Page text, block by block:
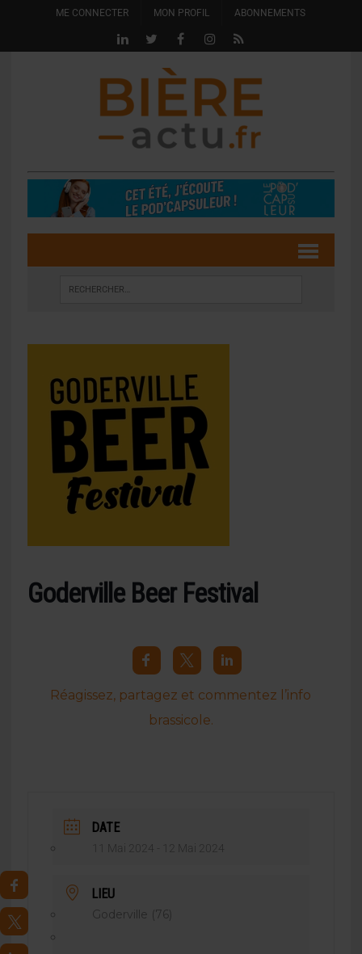
ME CONNECTER MON PROFIL ABONNEMENTS
Goderville Beer Festival
Réagissez, partagez et commentez l’info
brassicole.
DATE
11 Mai 2024 - 12 Mai 2024
LIEU
Goderville (76)